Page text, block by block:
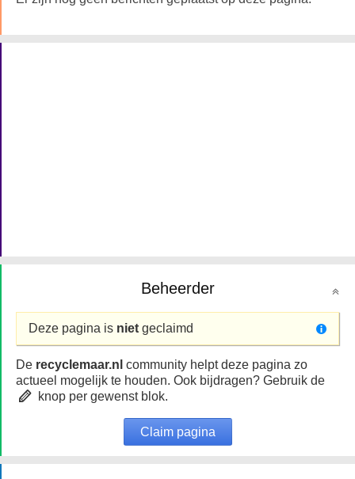
Beheerder
Deze pagina is niet geclaimd
De recyclemaar.nl community helpt deze pagina zo
actueel mogelijk te houden. Ook bijdragen? Gebruik de
knop per gewenst blok.
Claim pagina